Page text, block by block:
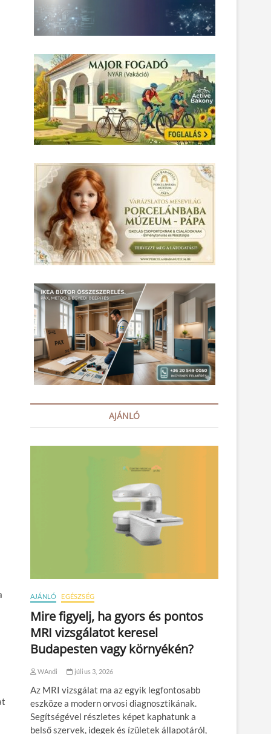
AJÁNLÓ
AJÁNLÓ EGÉSZSÉG
Mire figyelj, ha gyors és pontos
MRI vizsgálatot keresel
Budapesten vagy környékén?
WAndi július 3, 2026
Az MRI vizsgálat ma az egyik legfontosabb
eszköze a modern orvosi diagnosztikának.
Segítségével részletes képet kaphatunk a
belső szervek, idegek és ízületek állapotáról,